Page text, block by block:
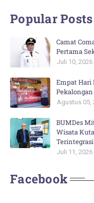
Popular Posts
Camat
Pertama
Juli 10, 2026
Empat Hari
Agustus 05,
BUMDes
Wisata
Terintegrasi
Juli 11, 2026
Facebook